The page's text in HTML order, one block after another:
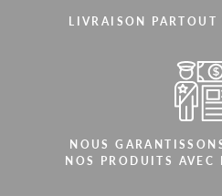
LIVRAISON PARTOUT
NOUS
NOS PRODUITS AVEC